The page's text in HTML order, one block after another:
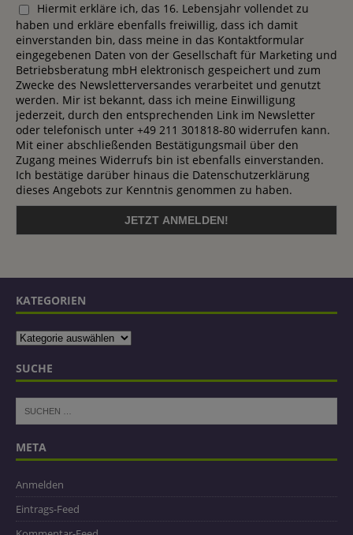
Hiermit erkläre ich, das 16. Lebensjahr vollendet zu
haben und erkläre ebenfalls freiwillig, dass ich damit
einverstanden bin, dass meine in das Kontaktformular
eingegebenen Daten von der Gesellschaft für Marketing und
Betriebsberatung mbH elektronisch gespeichert und zum
Zwecke des Newsletterversandes verarbeitet und genutzt
werden. Mir ist bekannt, dass ich meine Einwilligung
jederzeit, durch den entsprechenden Link im Newsletter
oder telefonisch unter +49 211 301818-80 widerrufen kann.
Mit einer abschließenden Bestätigungsmail über den
Zugang meines Widerrufs bin ist ebenfalls einverstanden.
Ich bestätige darüber hinaus die Datenschutzerklärung
dieses Angebots zur Kenntnis genommen zu haben.
KATEGORIEN
SUCHE
META
Anmelden
Eintrags-Feed